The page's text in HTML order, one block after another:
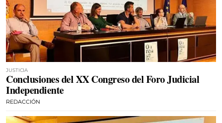
JUSTICIA
Conclusiones del XX Congreso del Foro Judicial
Independiente
REDACCIÓN